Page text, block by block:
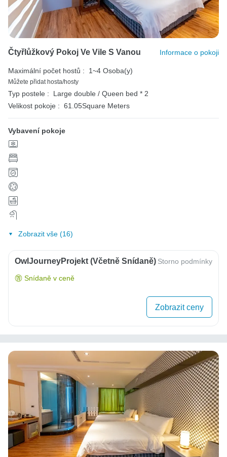
Čtyřlůžkový Pokoj Ve Vile S Vanou Informace o pokoji
Maximální počet hostů : 1~4 Osoba(y)
Můžete přidat hosta/hosty
Typ postele :
Large double / Queen bed * 2
Velikost pokoje : 61.05Square Meters
Vybavení pokoje
Zobrazit vše (16)
OwlJourneyProjekt (včetně Snídaně) Storno podmínky
Snídaně v ceně
Zobrazit ceny